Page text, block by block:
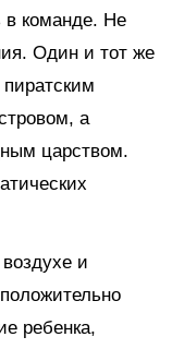
в команде. Не
Один и тот же
пиратским
а
царством.
и
ребенка,